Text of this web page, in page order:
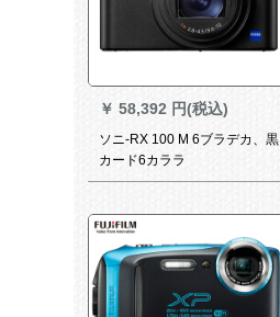
￥ 58,392 円(税込)
ソニ-RX 100 M 6ブラデカ、黒
カード6カララ